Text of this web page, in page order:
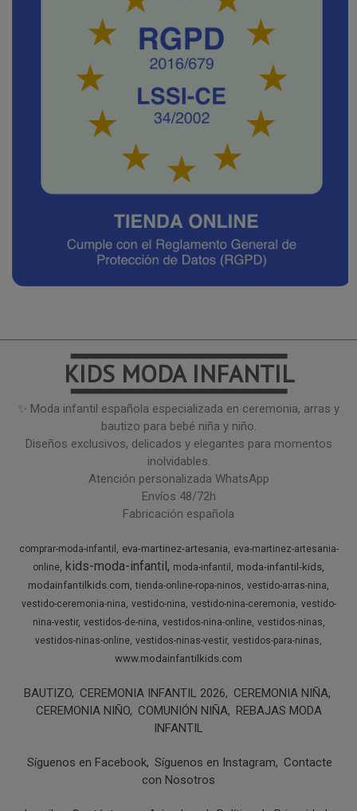
━━━━━━━━━━━━━━━
KIDS MODA INFANTIL
━━━━━━━━━━━━━━━
✨ Moda infantil española especializada en ceremonia, arras y
bautizo para bebé niña y niño.
Diseños exclusivos, delicados y elegantes para momentos
inolvidables.
Atención personalizada WhatsApp
Envíos 48/72h
Fabricación española
comprar-moda-infantil eva-martinez-artesania
eva-martinez-artesania-
online kids-moda-infantil moda-infantil
moda-infantil-kids
modainfantilkids.com tienda-online-ropa-ninos vestido-arras-nina
vestido-ceremonia-nina vestido-nina vestido-nina-ceremonia vestido-
nina-vestir vestidos-de-nina vestidos-nina-online vestidos-ninas
vestidos-ninas-online vestidos-ninas-vestir vestidos-para-ninas
www.modainfantilkids.com
BAUTIZO CEREMONIA INFANTIL 2026
CEREMONIA NIÑA
CEREMONIA NIÑO COMUNIÓN NIÑA REBAJAS MODA
INFANTIL
Síguenos en Facebook Síguenos en Instagram
Contacte
con Nosotros